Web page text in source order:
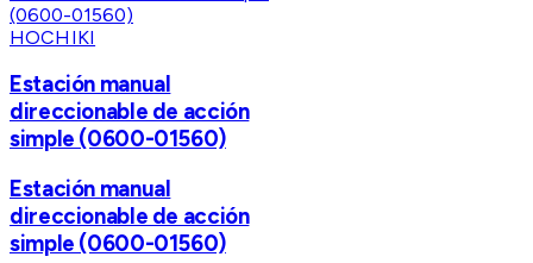
HOCHIKI
Estación manual
direccionable de acción
simple (0600-01560)
Estación manual
direccionable de acción
simple (0600-01560)